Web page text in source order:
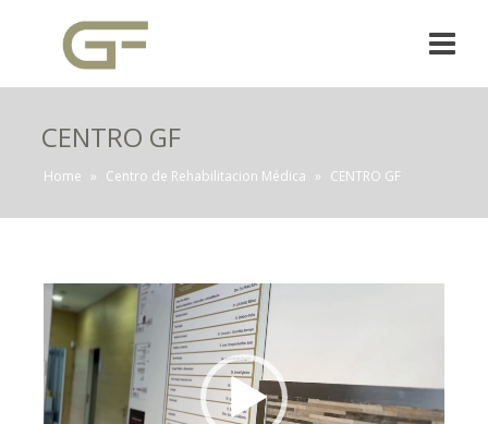
CENTRO GF
Home » Centro de Rehabilitacion Médica » CENTRO GF
Reproductor
de
vídeo